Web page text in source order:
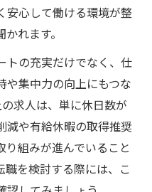
安心して働ける環境が整
れます。
トの充実だけでなく、仕
や集中力の向上にもつな
求人は、単に休日数が
減や有給休暇の取得推奨
組みが進んでいること
を検討する際には、こ